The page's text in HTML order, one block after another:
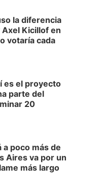
la diferencia
Kicillof en
votaría cada
es el proyecto
parte del
20
a poco más de
Aires va por un
más largo